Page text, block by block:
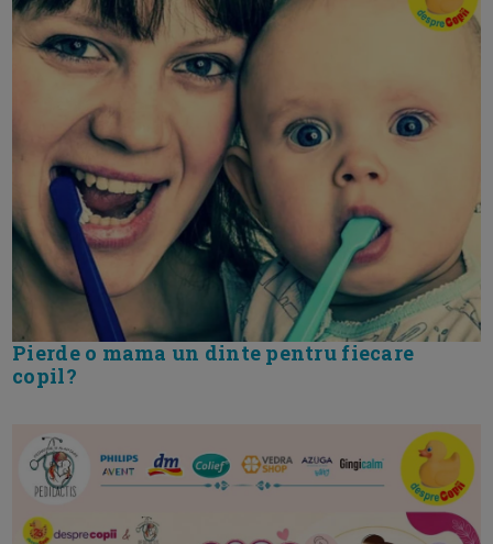
Pierde o mama un dinte pentru fiecare
copil?